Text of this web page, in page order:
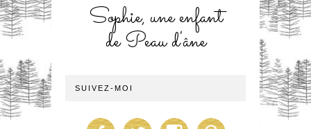
Sophie, une enfant
de Peau d'âne
SUIVEZ-MOI